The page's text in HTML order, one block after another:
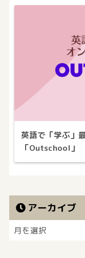
英語で「学ぶ」
「Outschool」
アーカイブ